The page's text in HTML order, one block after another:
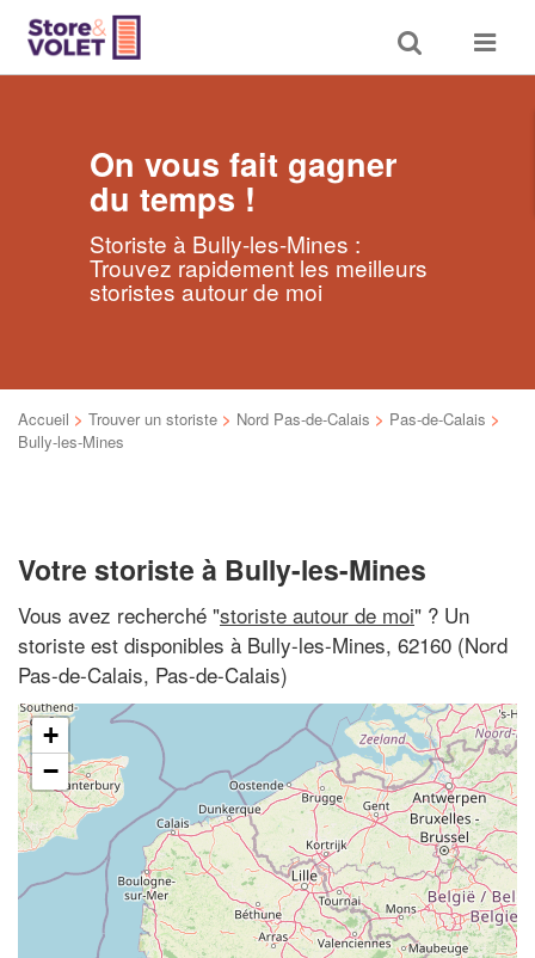
Toggle
search
Toggle
On vous fait gagner
du temps !
Storiste à Bully-les-Mines :
Trouvez rapidement les meilleurs
storistes autour de moi
Accueil > Trouver un storiste > Nord Pas-de-Calais > Pas-de-Calais >
Bully-les-Mines
Votre storiste à Bully-les-Mines
Vous avez recherché "storiste autour de moi" ? Un
storiste est disponibles à Bully-les-Mines, 62160 (Nord
Pas-de-Calais, Pas-de-Calais)
+
−